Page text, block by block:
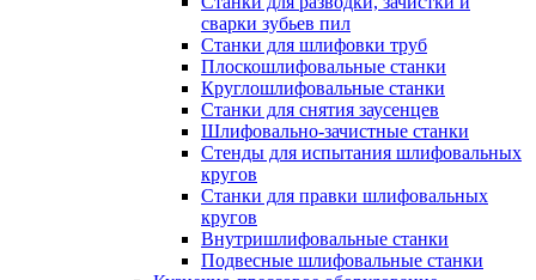
сварки зубьев пил
Станки для шлифовки труб
Плоскошлифовальные станки
Круглошлифовальные станки
Станки для снятия заусенцев
Шлифовально-зачистные станки
Стенды для испытания шлифовальных
кругов
Станки для правки шлифовальных
кругов
Внутришлифовальные станки
Подвесные шлифовальные станки